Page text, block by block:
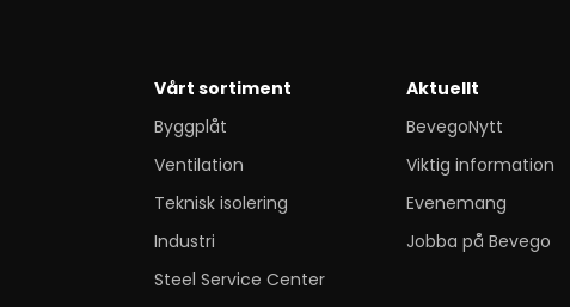
Vårt sortiment
Byggplåt
Ventilation
Teknisk isolering
Industri
Steel Service Center
Aktuellt
BevegoNytt
Viktig information
Evenemang
Jobba på Bevego